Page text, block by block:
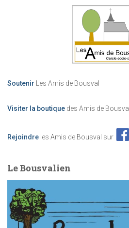
Soutenir Les Amis de Bousval
Visiter la boutique des Amis de Bousval
Rejoindre les Amis de Bousval sur
Le Bousvalien